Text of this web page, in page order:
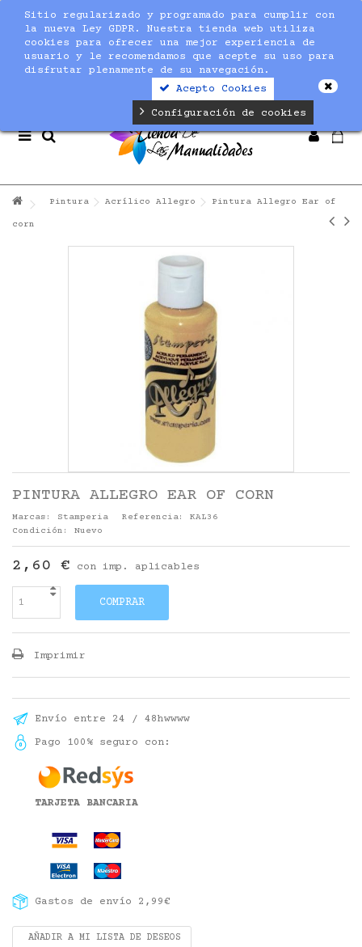
Notice : Undefined index: max_amount in
/home/nuevaltm/public_html/modules/sequracheckout/lib/
on line19
Sitio regularizado y programado para cumplir con
la nueva Ley GDPR. Nuestra tienda web utiliza
cookies para ofrecer una mejor experiencia de
usuario y le recomendamos que acepte su uso para
disfrutar plenamente de su navegación.
Acepto Cookies
Configuración de cookies
Pintura Acrílico Allegro Pintura Allegro Ear of
corn
PINTURA ALLEGRO EAR OF CORN
Marcas: Stamperia Referencia:
KAL36
Condición:
Nuevo
2,60 € con imp. aplicables
COMPRAR
Imprimir
Envío entre 24 / 48hwwww
Pago 100% seguro con:
TARJETA BANCARIA
Gastos de envío 2,99€
AÑADIR A MI LISTA DE DESEOS